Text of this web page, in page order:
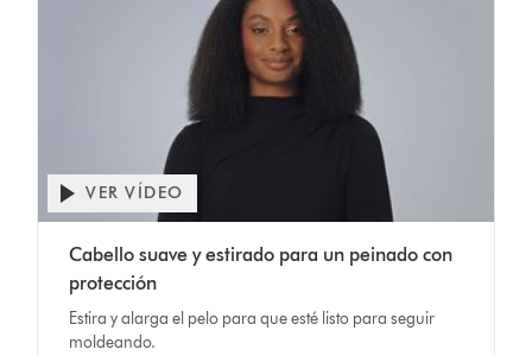
Transcript
Abrir
transcripción
de
VER VÍDEO
Cabello suave y estirado para un peinado con
protección
Estira y alarga el pelo para que esté listo para seguir
moldeando.